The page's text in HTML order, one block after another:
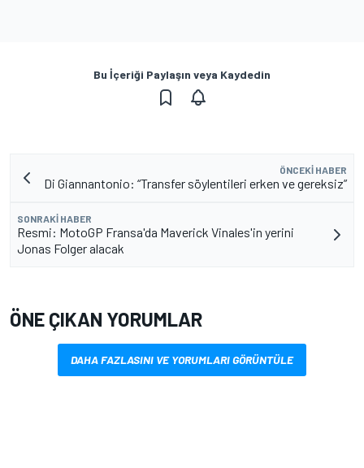
Bu İçeriği Paylaşın veya Kaydedin
ÖNCEKI HABER
Di Giannantonio: “Transfer söylentileri erken ve gereksiz”
SONRAKI HABER
Resmi: MotoGP Fransa'da Maverick Vinales'in yerini
Jonas Folger alacak
ÖNE ÇIKAN YORUMLAR
DAHA FAZLASINI VE YORUMLARI GÖRÜNTÜLE